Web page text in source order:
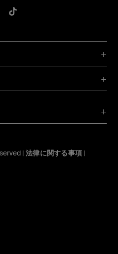
| 法律に関する事項 |
LinkedIn
Youtube
Belkin TikTok